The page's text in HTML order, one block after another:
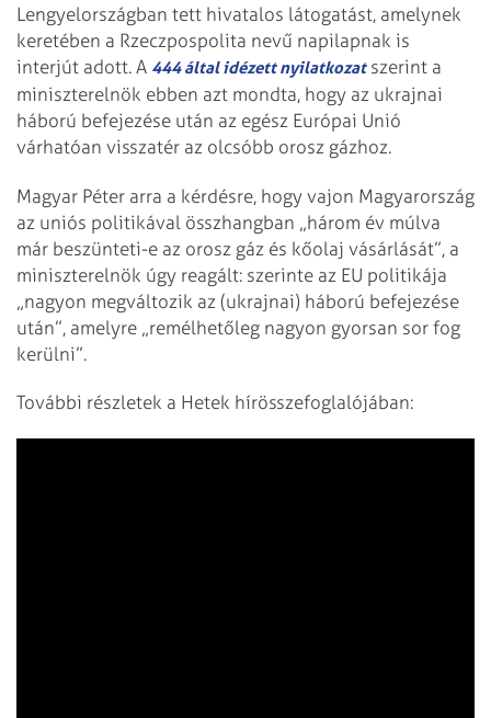
Lengyelországban tett hivatalos látogatást, amelynek
keretében a Rzeczpospolita nevű napilapnak is
interjút adott. A 444 által idézett nyilatkozatszerint a
miniszterelnök ebben azt mondta, hogy az ukrajnai
háború befejezése után az egész Európai Unió
várhatóan visszatér az olcsóbb orosz gázhoz.
Magyar Péter arra a kérdésre, hogy vajon Magyarország
az uniós politikával összhangban „három év múlva
már beszünteti-e az orosz gáz és kőolaj vásárlását”, a
miniszterelnök úgy reagált: szerinte az EU politikája
„nagyon megváltozik az (ukrajnai) háború befejezése
után”, amelyre „remélhetőleg nagyon gyorsan sor fog
kerülni”.
További részletek a Hetek hírösszefoglalójában: